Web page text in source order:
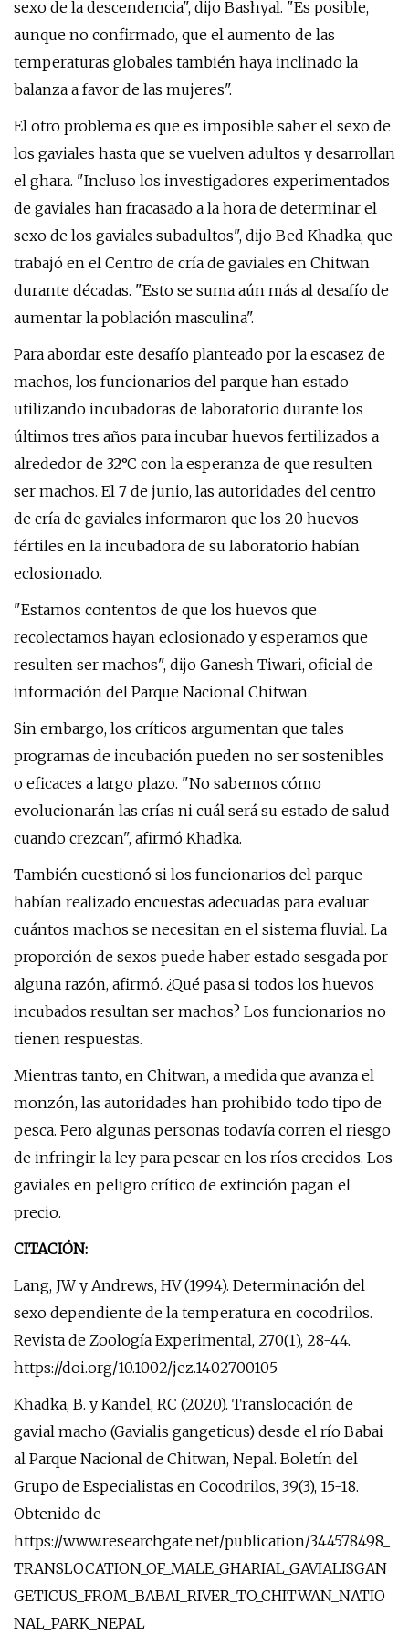
sexo de la descendencia", dijo Bashyal. "Es posible,
aunque no confirmado, que el aumento de las
temperaturas globales también haya inclinado la
balanza a favor de las mujeres".
El otro problema es que es imposible saber el sexo de
los gaviales hasta que se vuelven adultos y desarrollan
el ghara. "Incluso los investigadores experimentados
de gaviales han fracasado a la hora de determinar el
sexo de los gaviales subadultos", dijo Bed Khadka, que
trabajó en el Centro de cría de gaviales en Chitwan
durante décadas. "Esto se suma aún más al desafío de
aumentar la población masculina".
Para abordar este desafío planteado por la escasez de
machos, los funcionarios del parque han estado
utilizando incubadoras de laboratorio durante los
últimos tres años para incubar huevos fertilizados a
alrededor de 32°C con la esperanza de que resulten
ser machos. El 7 de junio, las autoridades del centro
de cría de gaviales informaron que los 20 huevos
fértiles en la incubadora de su laboratorio habían
eclosionado.
"Estamos contentos de que los huevos que
recolectamos hayan eclosionado y esperamos que
resulten ser machos", dijo Ganesh Tiwari, oficial de
información del Parque Nacional Chitwan.
Sin embargo, los críticos argumentan que tales
programas de incubación pueden no ser sostenibles
o eficaces a largo plazo. "No sabemos cómo
evolucionarán las crías ni cuál será su estado de salud
cuando crezcan", afirmó Khadka.
También cuestionó si los funcionarios del parque
habían realizado encuestas adecuadas para evaluar
cuántos machos se necesitan en el sistema fluvial. La
proporción de sexos puede haber estado sesgada por
alguna razón, afirmó. ¿Qué pasa si todos los huevos
incubados resultan ser machos? Los funcionarios no
tienen respuestas.
Mientras tanto, en Chitwan, a medida que avanza el
monzón, las autoridades han prohibido todo tipo de
pesca. Pero algunas personas todavía corren el riesgo
de infringir la ley para pescar en los ríos crecidos. Los
gaviales en peligro crítico de extinción pagan el
precio.
CITACIÓN:
Lang, JW y Andrews, HV (1994). Determinación del
sexo dependiente de la temperatura en cocodrilos.
Revista de Zoología Experimental, 270(1), 28-44.
https://doi.org/10.1002/jez.1402700105
Khadka, B. y Kandel, RC (2020). Translocación de
gavial macho (Gavialis gangeticus) desde el río Babai
al Parque Nacional de Chitwan, Nepal. Boletín del
Grupo de Especialistas en Cocodrilos, 39(3), 15-18.
Obtenido de
https://www.researchgate.net/publication/344578498_
TRANSLOCATION_OF_MALE_GHARIAL_GAVIALISGAN
GETICUS_FROM_BABAI_RIVER_TO_CHITWAN_NATIO
NAL_PARK_NEPAL